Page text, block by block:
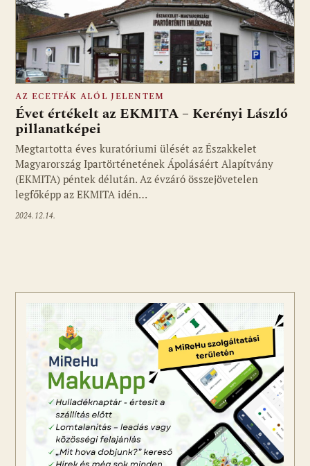
AZ ECETFÁK ALÓL JELENTEM
Évet értékelt az EKMITA – Kerényi László
pillanatképei
Megtartotta éves kuratóriumi ülését az Északkelet
Magyarország Ipartörténetének Ápolásáért Alapítvány
(EKMITA) péntek délután. Az évzáró összejövetelen
legfőképp az EKMITA idén…
2024.12.14.